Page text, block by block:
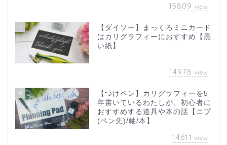
15809 view
7
【ダイソー】まっくろミニカード
はカリグラフィーにおすすめ【黒
い紙】
14978 view
8
【つけペン】カリグラフィーを5
年書いているわたしが、初心者に
おすすめする道具や本の話【ニブ
(ペン先)/軸/本】
14611 view